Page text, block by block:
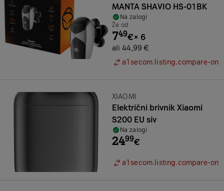
MANTA SHAVIO HS-01BK
Na zalogi
Že od
749€× 6
ali 44,99 €
a1secom.listing.compare-on
Znamka:
XIAOMI
Električni brivnik Xiaomi
S200 EU siv
Na zalogi
2499€
a1secom.listing.compare-on